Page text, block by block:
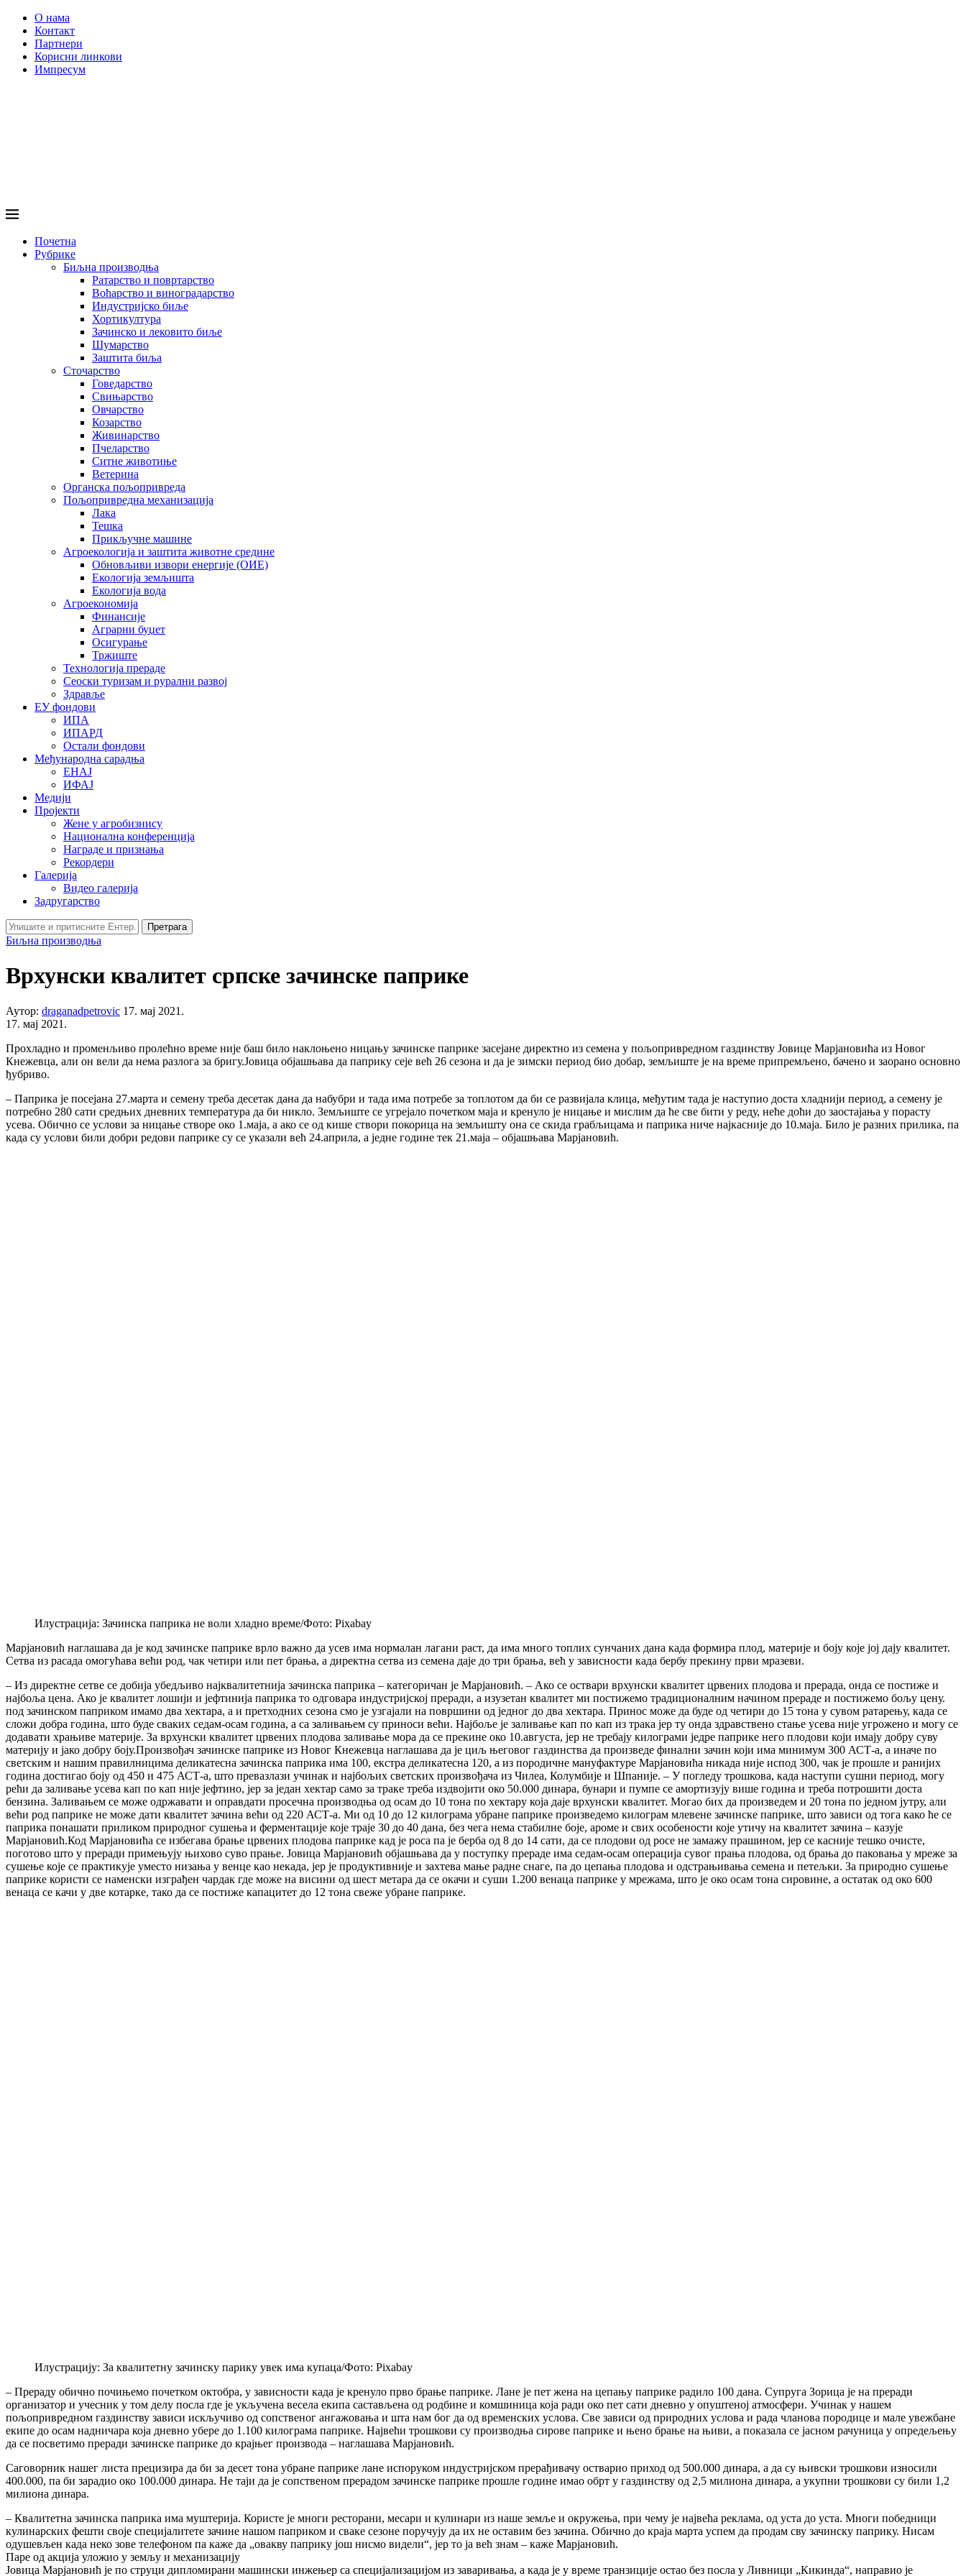
О нама
Контакт
Партнери
Корисни линкови
Импресум
Почетна
Рубрике
Биљна производња
Ратарство и повртарство
Воћарство и виноградарство
Индустријско биље
Хортикултура
Зачинско и лековито биље
Шумарство
Заштита биља
Сточарство
Говедарство
Свињарство
Овчарство
Козарство
Живинарство
Пчеларство
Ситне животиње
Ветерина
Органска пољопривреда
Пољопривредна механизација
Лака
Тешка
Прикључне машине
Агроекологија и заштита животне средине
Обновљиви извори енергије (ОИЕ)
Екологија земљишта
Екологија вода
Агроекономија
Финансије
Аграрни буџет
Осигурање
Тржиште
Технологија прераде
Сеоски туризам и рурални развој
Здравље
ЕУ фондови
ИПА
ИПАРД
Остали фондови
Међународна сарадња
ЕНАЈ
ИФАЈ
Медији
Пројекти
Жене у агробизнису
Национална конференција
Награде и признања
Рекордери
Галерија
Видео галерија
Задругарство
Претрага
Биљна производња
Врхунски квалитет српске зачинске паприке
Аутор: draganadpetrovic 17. мај 2021.
17. мај 2021.
Прохладно и променљиво пролећно време није баш било наклоњено ницању зачинске паприке засејане директно из семена у пољопривредном газдинству Јовице Марјановића из Новог
Кнежевца, али он вели да нема разлога за бригу.Јовица објашњава да паприку сеје већ 26 сезона и да је зимски период био добар, земљиште је на време припремљено, бачено и заорано основно
ђубриво.
– Паприка је посејана 27.марта и семену треба десетак дана да набубри и тада има потребе за топлотом да би се развијала клица, међутим тада је наступио доста хладнији период, а семену је
потребно 280 сати средњих дневних температура да би никло. Земљиште се угрејало почетком маја и кренуло је ницање и мислим да ће све бити у реду, неће доћи до заостајања у порасту
усева. Обично се услови за ницање створе око 1.маја, а ако се од кише створи покорица на земљишту она се скида грабљицама и паприка ниче најкасније до 10.маја. Било је разних прилика, па
када су услови били добри редови паприке су се указали већ 24.априла, а једне године тек 21.маја – објашњава Марјановић.
Илустрација: Зачинска паприка не воли хладно време/Фото: Pixabay
Марјановић наглашава да је код зачинске паприке врло важно да усев има нормалан лагани раст, да има много топлих сунчаних дана када формира плод, материје и боју које јој дају квалитет.
Сетва из расада омогућава већи род, чак четири или пет брања, а директна сетва из семена даје до три брања, већ у зависности када бербу прекину први мразеви.
– Из директне сетве се добија убедљиво најквалитетнија зачинска паприка – категоричан је Марјановић. – Ако се оствари врхунски квалитет црвених плодова и прерада, онда се постиже и
најбоља цена. Ако је квалитет лошији и јефтинија паприка то одговара индустријској преради, а изузетан квалитет ми постижемо традиционалним начином прераде и постижемо бољу цену.
под зачинском паприком имамо два хектара, а и претходних сезона смо је узгајали на површини од једног до два хектара. Принос може да буде од четири до 15 тона у сувом ратарењу, када се
сложи добра година, што буде сваких седам-осам година, а са заливањем су приноси већи. Најбоље је заливање кап по кап из трака јер ту онда здравствено стање усева није угрожено и могу се
додавати храњиве материје. За врхунски квалитет црвених плодова заливање мора да се прекине око 10.августа, јер не требају килограми једре паприке него плодови који имају добру суву
материју и јако добру боју.Произвођач зачинске паприке из Новог Кнежевца наглашава да је циљ његовог газдинства да произведе финални зачин који има минимум 300 АСТ-а, а иначе по
светским и нашим правилницима деликатесна зачинска паприка има 100, екстра деликатесна 120, а из породичне мануфактуре Марјановића никада није испод 300, чак је прошле и ранијих
година достигао боју од 450 и 475 АСТ-а, што превазлази учинак и најбољих светских произвођача из Чилеа, Колумбије и Шпаније. – У погледу трошкова, када наступи сушни период, могу
рећи да заливање усева кап по кап није јефтино, јер за један хектар само за траке треба издвојити око 50.000 динара, бунари и пумпе се амортизују више година и треба потрошити доста
бензина. Заливањем се може одржавати и оправдати просечна производња од осам до 10 тона по хектару која даје врхунски квалитет. Могао бих да произведем и 20 тона по једном јутру, али
већи род паприке не може дати квалитет зачина већи од 220 АСТ-а. Ми од 10 до 12 килограма убране паприке произведемо килограм млевене зачинске паприке, што зависи од тога како ће се
паприка понашати приликом природног сушења и ферментације које траје 30 до 40 дана, без чега нема стабилне боје, ароме и свих особености које утичу на квалитет зачина – казује
Марјановић.Код Марјановића се избегава брање црвених плодова паприке кад је роса па је берба од 8 до 14 сати, да се плодови од росе не замажу прашином, јер се касније тешко очисте,
поготово што у преради примењују њихово суво прање. Јовица Марјановић објашњава да у поступку прераде има седам-осам операција сувог прања плодова, од брања до паковања у мреже за
сушење које се практикује уместо низања у венце као некада, јер је продуктивније и захтева мање радне снаге, па до цепања плодова и одстрањивања семена и петељки. За природно сушење
паприке користи се наменски изграђен чардак где може на висини од шест метара да се окачи и суши 1.200 венаца паприке у мрежама, што је око осам тона сировине, а остатак од око 600
венаца се качи у две котарке, тако да се постиже капацитет до 12 тона свеже убране паприке.
Илустрацију: За квалитетну зачинску парику увек има купаца/Фото: Pixabay
– Прераду обично почињемо почетком октобра, у зависности када је кренуло прво брање паприке. Лане је пет жена на цепању паприке радило 100 дана. Супруга Зорица је на преради
организатор и учесник у том делу посла где је укључена весела екипа састављена од родбине и комшиница која ради око пет сати дневно у опуштеној атмосфери. Учинак у нашем
пољопривредном газдинству зависи искључиво од сопственог ангажовања и шта нам бог да од временских услова. Све зависи од природних услова и рада чланова породице и мале увежбане
екипе до осам надничара која дневно убере до 1.100 килограма паприке. Највећи трошкови су производња сирове паприке и њено брање на њиви, а показала се јасном рачуница у опредељењу
да се посветимо преради зачинске паприке до крајњег производа – наглашава Марјановић.
Саговорник нашег листа прецизира да би за десет тона убране паприке лане испоруком индустријском прерађивачу остварио приход од 500.000 динара, а да су њивски трошкови износили
400.000, па би зарадио око 100.000 динара. Не таји да је сопственом прерадом зачинске паприке прошле године имао обрт у газдинству од 2,5 милиона динара, а укупни трошкови су били 1,2
милиона динара.
– Квалитетна зачинска паприка има муштерија. Користе је многи ресторани, месари и кулинари из наше земље и окружења, при чему је највећа реклама, од уста до уста. Многи победници
кулинарских фешти своје специјалитете зачине нашом паприком и сваке сезоне поручују да их не оставим без зачина. Обично до краја марта успем да продам сву зачинску паприку. Нисам
одушевљен када неко зове телефоном па каже да „овакву паприку још нисмо видели“, јер то ја већ знам – каже Марјановић.
Паре од акција уложио у земљу и механизацију
Јовица Марјановић је по струци дипломирани машински инжењер са специјализацијом из заваривања, а када је у време транзиције остао без посла у Ливници „Кикинда“, направио је